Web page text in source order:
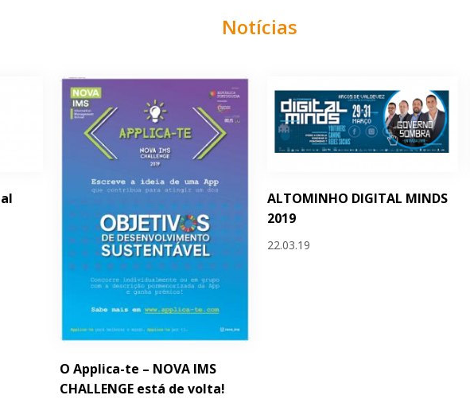
Notícias
O Applica-te – NOVA IMS
CHALLENGE está de volta!
ALTOMINHO DIGITAL MINDS
2019
22.03.19